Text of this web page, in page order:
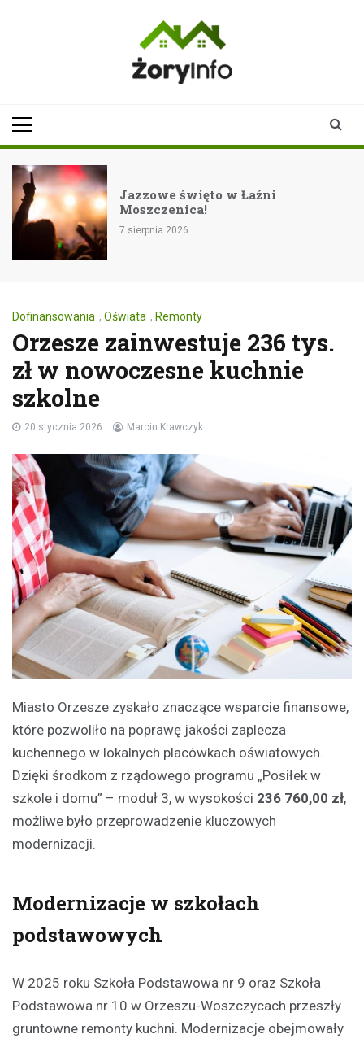
Jazzowe święto w Łaźni
Moszczenica!
7 sierpnia 2026
Dofinansowania , Oświata , Remonty
Orzesze zainwestuje 236 tys.
zł w nowoczesne kuchnie
szkolne
20 stycznia 2026 Marcin Krawczyk
Miasto Orzesze zyskało znaczące wsparcie finansowe,
które pozwoliło na poprawę jakości zaplecza
kuchennego w lokalnych placówkach oświatowych.
Dzięki środkom z rządowego programu „Posiłek w
szkole i domu” – moduł 3, w wysokości 236 760,00 zł,
możliwe było przeprowadzenie kluczowych
modernizacji.
Modernizacje w szkołach
podstawowych
W 2025 roku Szkoła Podstawowa nr 9 oraz Szkoła
Podstawowa nr 10 w Orzeszu-Woszczycach przeszły
gruntowne remonty kuchni. Modernizacje obejmowały